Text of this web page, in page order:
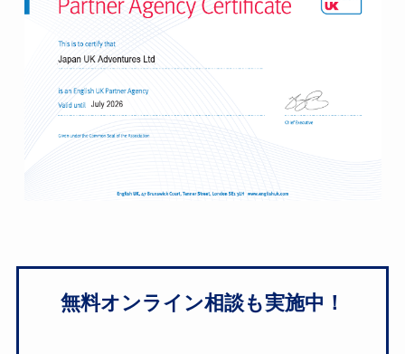
無料オンライン相談も実施中！